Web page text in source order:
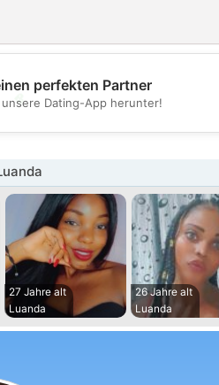
💖 perfekten Partner
Dating-App herunter!
27 Jahre alt
Luanda
26 Jahre alt
Luanda